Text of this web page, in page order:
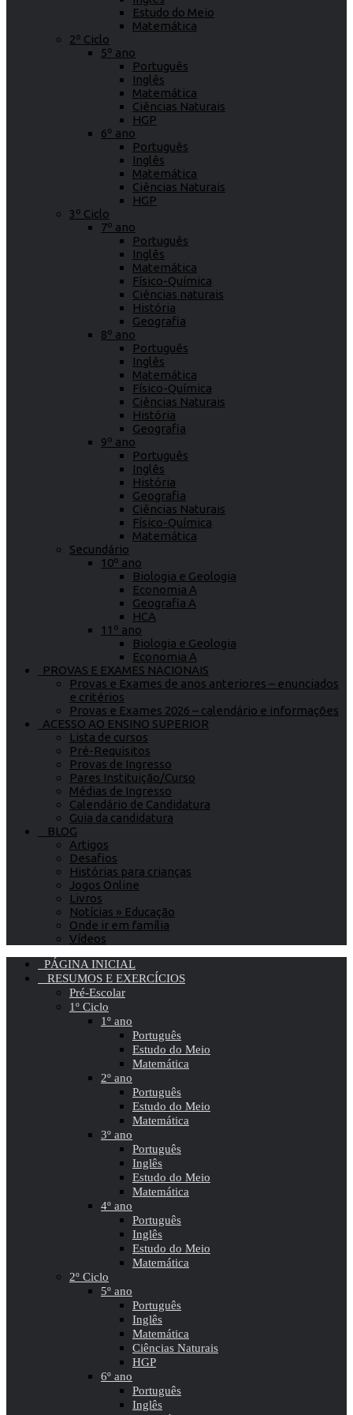
Estudo do Meio
Matemática
2º Ciclo
5º ano
Português
Inglês
Matemática
Ciências Naturais
HGP
6º ano
Português
Inglês
Matemática
Ciências Naturais
HGP
3º Ciclo
7º ano
Português
Inglês
Matemática
Físico-Química
Ciências naturais
História
Geografia
8º ano
Português
Inglês
Matemática
Físico-Química
Ciências Naturais
História
Geografia
9º ano
Português
Inglês
História
Geografia
Ciências Naturais
Físico-Química
Matemática
Secundário
10º ano
Biologia e Geologia
Economia A
Geografia A
HCA
11º ano
Biologia e Geologia
Economia A
PROVAS E EXAMES NACIONAIS
Provas e Exames de anos anteriores – enunciados
e critérios
Provas e Exames 2026 – calendário e informações
ACESSO AO ENSINO SUPERIOR
Lista de cursos
Pré-Requisitos
Provas de Ingresso
Pares Instituição/Curso
Médias de Ingresso
Calendário de Candidatura
Guia da candidatura
BLOG
Artigos
Desafios
Histórias para crianças
Jogos Online
Livros
Notícias » Educação
Onde ir em família
Vídeos
PÁGINA INICIAL
RESUMOS E EXERCÍCIOS
Pré-Escolar
1º Ciclo
1º ano
Português
Estudo do Meio
Matemática
2º ano
Português
Estudo do Meio
Matemática
3º ano
Português
Inglês
Estudo do Meio
Matemática
4º ano
Português
Inglês
Estudo do Meio
Matemática
2º Ciclo
5º ano
Português
Inglês
Matemática
Ciências Naturais
HGP
6º ano
Português
Inglês